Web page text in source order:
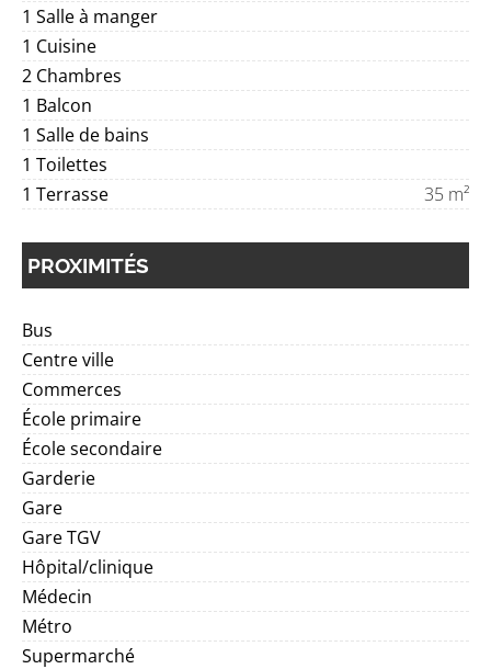
1 Salle à manger
1 Cuisine
2 Chambres
1 Balcon
1 Salle de bains
1 Toilettes
1 Terrasse
35 m²
PROXIMITÉS
Bus
Centre ville
Commerces
École primaire
École secondaire
Garderie
Gare
Gare TGV
Hôpital/clinique
Médecin
Métro
Supermarché